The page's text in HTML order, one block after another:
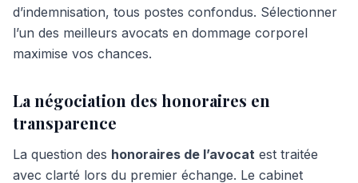
d’indemnisation, tous postes confondus. Sélectionner
l’un des meilleurs avocats en dommage corporel
maximise vos chances.
La négociation des honoraires en
transparence
La question des honoraires de l’avocat est traitée
avec clarté lors du premier échange. Le cabinet